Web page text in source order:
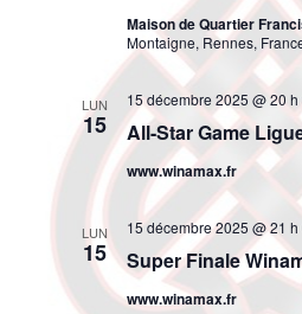
Maison de Quartier
Montaigne, Rennes,
LUN
15 All-Star Game
15 décembre 2025 @ 20 h
www.winamax.fr
LUN
15 Super Finale
15 décembre 2025 @ 21 h
www.winamax.fr